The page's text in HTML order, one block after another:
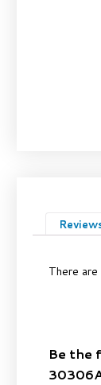
There
Be the